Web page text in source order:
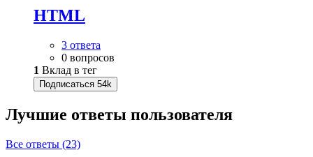
HTML
3 ответа
0 вопросов
1 Вклад в тег
Подписаться 54k
Лучшие ответы пользователя
Все ответы (23)